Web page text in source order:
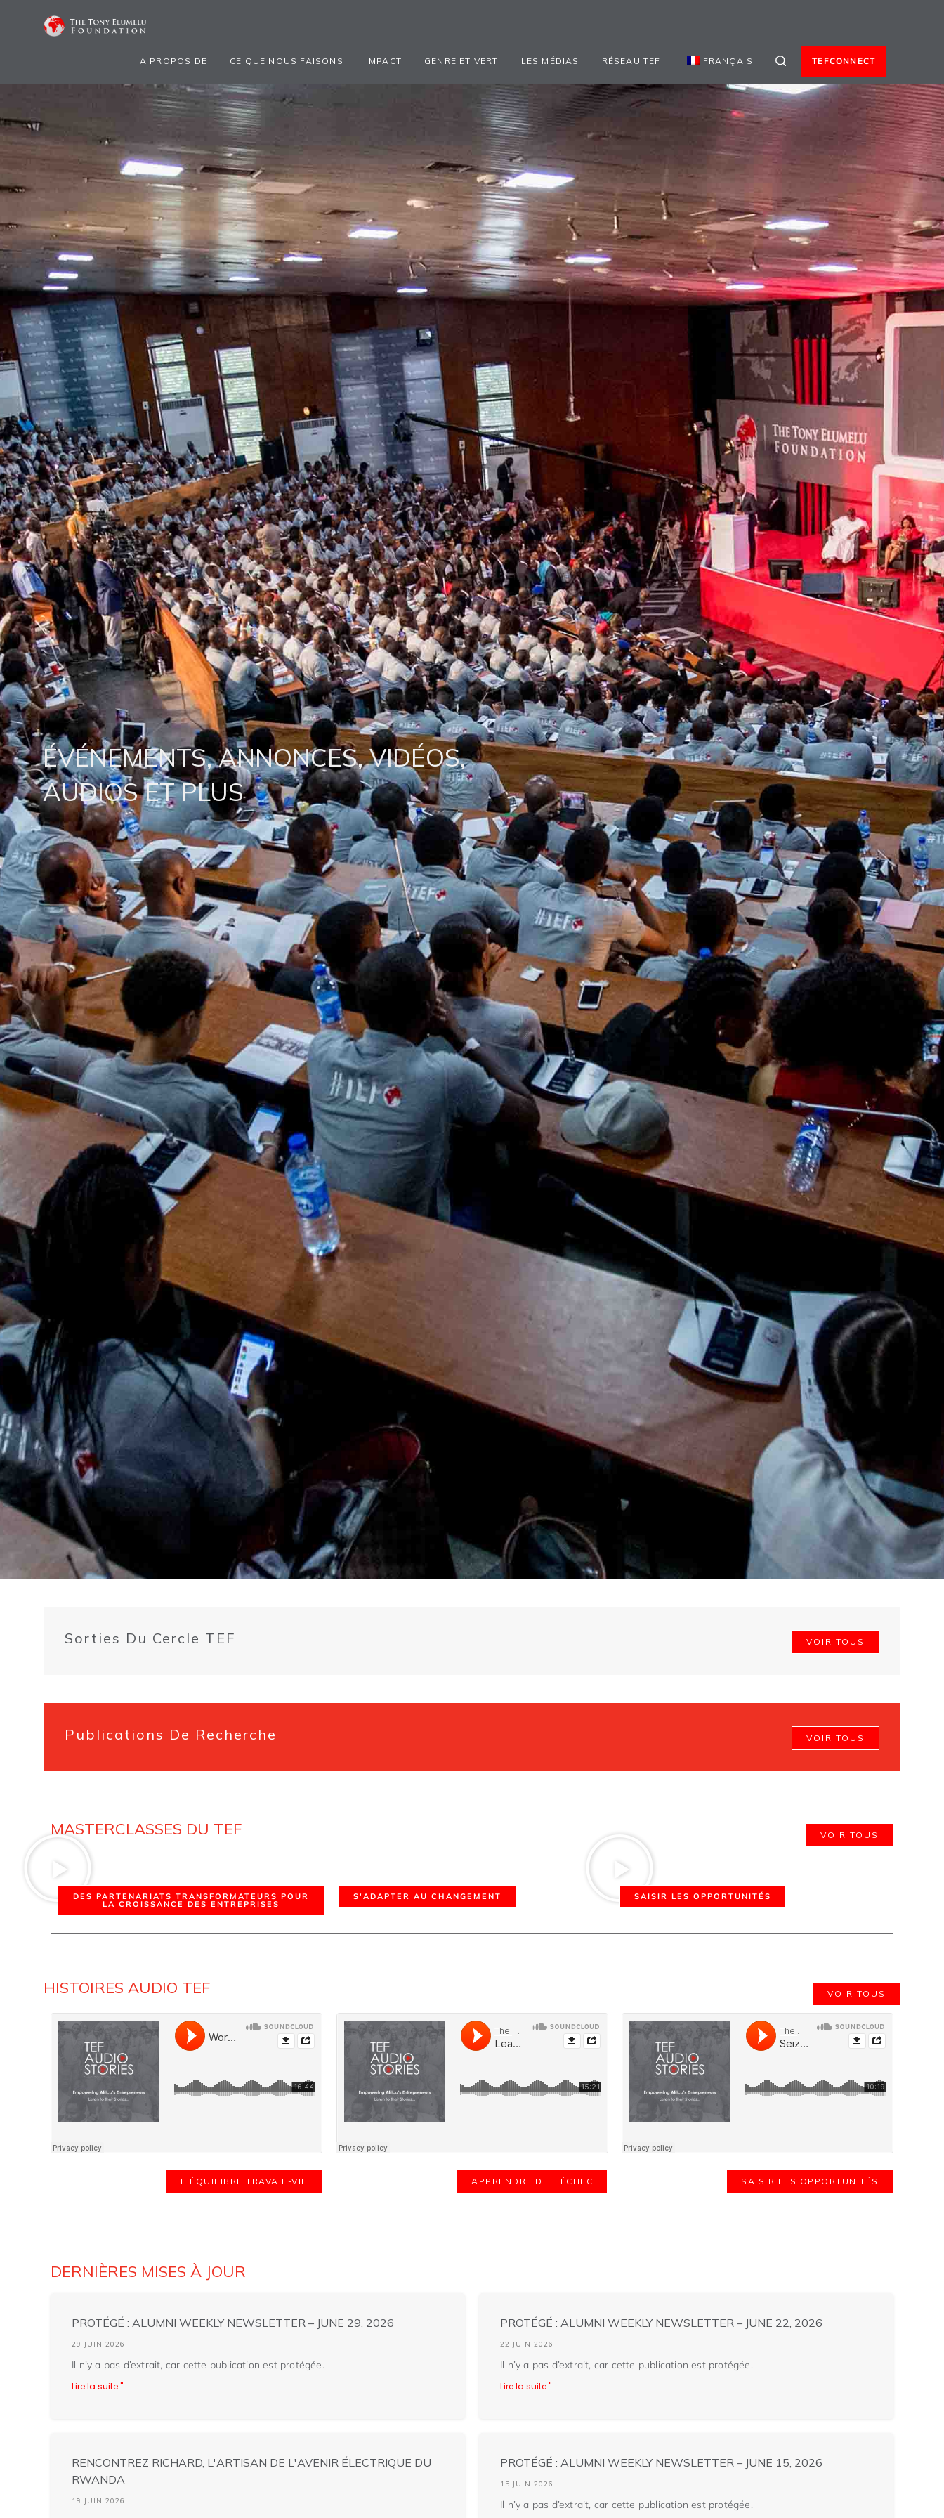
A PROPOS DE CE QUE NOUS FAISONS IMPACT GENRE ET VERT LES MÉDIAS RÉSEAU TEF FRANÇAIS TEFCONNECT
ÉVÉNEMENTS, ANNONCES, VIDÉOS,
AUDIOS ET PLUS
Sorties Du Cercle TEF VOIR TOUS
Publications De Recherche VOIR TOUS
MASTERCLASSES DU TEF VOIR TOUS
DES PARTENARIATS TRANSFORMATEURS POUR
LA CROISSANCE DES ENTREPRISES
S'ADAPTER AU CHANGEMENT SAISIR LES OPPORTUNITÉS
HISTOIRES AUDIO TEF VOIR TOUS
L'ÉQUILIBRE TRAVAIL-VIE APPRENDRE DE L’ÉCHEC SAISIR LES OPPORTUNITÉS
DERNIÈRES MISES À JOUR
PROTÉGÉ : ALUMNI WEEKLY NEWSLETTER – JUNE 29, 2026
29 JUIN 2026
Il n’y a pas d’extrait, car cette publication est protégée.
Lire la suite "
PROTÉGÉ : ALUMNI WEEKLY NEWSLETTER – JUNE 22, 2026
22 JUIN 2026
Il n’y a pas d’extrait, car cette publication est protégée.
Lire la suite "
RENCONTREZ RICHARD, L'ARTISAN DE L'AVENIR ÉLECTRIQUE DU
RWANDA
19 JUIN 2026
PROTÉGÉ : ALUMNI WEEKLY NEWSLETTER – JUNE 15, 2026
15 JUIN 2026
Il n’y a pas d’extrait, car cette publication est protégée.